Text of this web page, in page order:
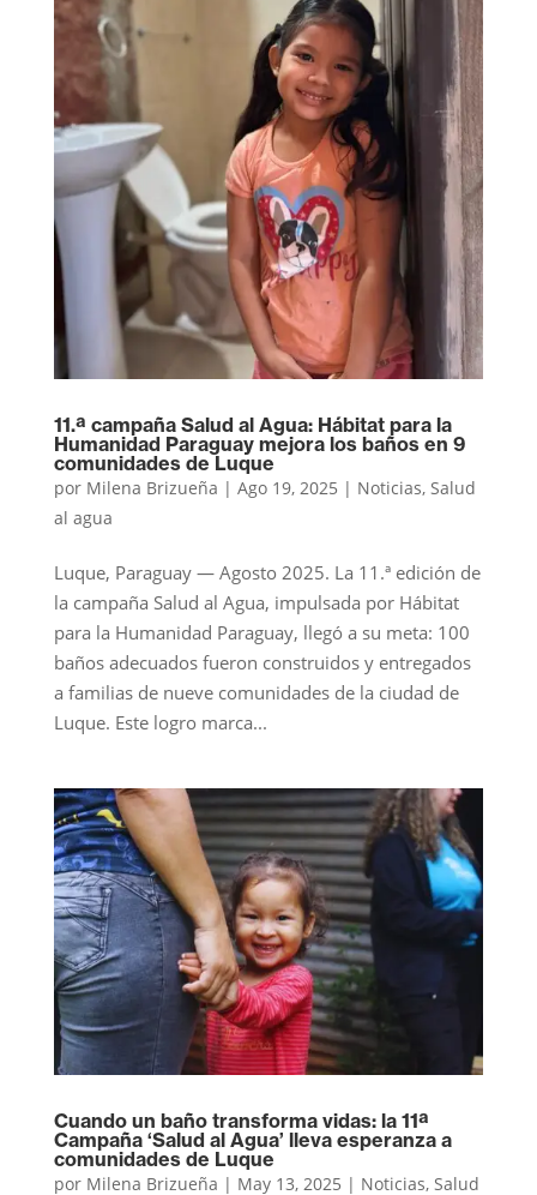
11.ª campaña Salud al Agua: Hábitat para la
Humanidad Paraguay mejora los baños en 9
comunidades de Luque
por Milena Brizueña | Ago 19, 2025 | Noticias, Salud
al agua
Luque, Paraguay — Agosto 2025. La 11.ª edición de
la campaña Salud al Agua, impulsada por Hábitat
para la Humanidad Paraguay, llegó a su meta: 100
baños adecuados fueron construidos y entregados
a familias de nueve comunidades de la ciudad de
Luque. Este logro marca...
Cuando un baño transforma vidas: la 11ª
Campaña ‘Salud al Agua’ lleva esperanza a
comunidades de Luque
por Milena Brizueña | May 13, 2025 | Noticias, Salud